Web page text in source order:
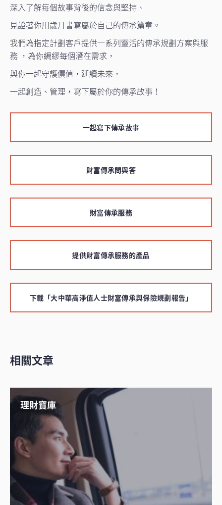
深入了解每個故事背後的信念與堅持、
見證著你用歲月書寫屬於自己的傳承篇章。
我們為指定計劃客戶提供一系列靈活的傳承規劃方案與服
務 ，為你綢繆每個潛在需求，
與你一起守護價值，延續未來，
一起創造、管理，寫下屬於你的傳承故事！
一起寫下傳承故事
財富傳承問與答
財富傳承服務
提供財富傳承服務的產品
下載「大中華高淨值人士財富傳承與保險規劃報告」
相關文章
理財寶庫